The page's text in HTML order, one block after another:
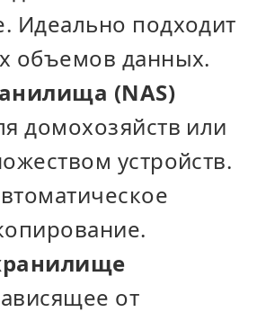
Идеально подходит
объемов данных.
(NAS)
домохозяйств или
устройств.
от